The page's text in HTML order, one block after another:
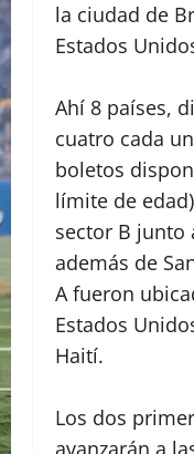
la ciudad de
Estados
Ahí 8 países,
cuatro cada
boletos
límite de
sector B junto
además de
A fueron
Estados
Haití.
Los dos
avanzarán a